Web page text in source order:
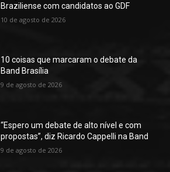
Braziliense com candidatos ao GDF
10 de agosto de 2026
10 coisas que marcaram o debate da
Band Brasília
9 de agosto de 2026
“Espero um debate de alto nível e com
propostas”, diz Ricardo Cappelli na Band
9 de agosto de 2026